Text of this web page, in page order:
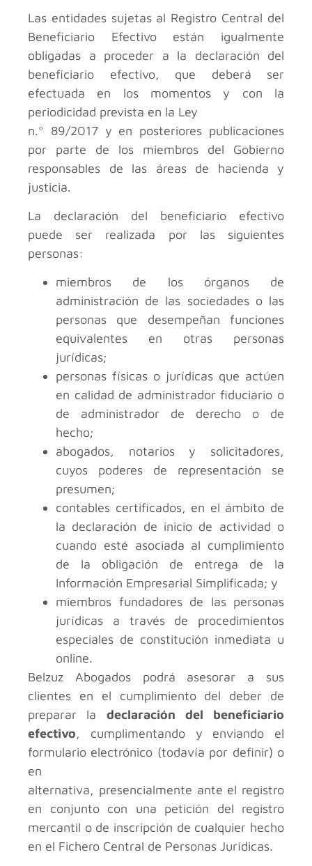
Las entidades sujetas al Registro Central del
Beneficiario Efectivo están igualmente
obligadas a proceder a la declaración del
beneficiario efectivo, que deberá ser
efectuada en los momentos y con la
periodicidad prevista en la Ley
n.º 89/2017 y en posteriores publicaciones
por parte de los miembros del Gobierno
responsables de las áreas de hacienda y
justicia.
La declaración del beneficiario efectivo
puede ser realizada por las siguientes
personas:
miembros de los órganos de
administración de las sociedades o las
personas que desempeñan funciones
equivalentes en otras personas
jurídicas;
personas físicas o jurídicas que actúen
en calidad de administrador fiduciario o
de administrador de derecho o de
hecho;
abogados, notarios y solicitadores,
cuyos poderes de representación se
presumen;
contables certificados, en el ámbito de
la declaración de inicio de actividad o
cuando esté asociada al cumplimiento
de la obligación de entrega de la
Información Empresarial Simplificada; y
miembros fundadores de las personas
jurídicas a través de procedimientos
especiales de constitución inmediata u
online.
Belzuz Abogados podrá asesorar a sus
clientes en el cumplimiento del deber de
preparar la declaración del beneficiario
efectivo, cumplimentando y enviando el
formulario electrónico (todavía por definir) o
en
alternativa, presencialmente ante el registro
en conjunto con una petición del registro
mercantil o de inscripción de cualquier hecho
en el Fichero Central de Personas Jurídicas.